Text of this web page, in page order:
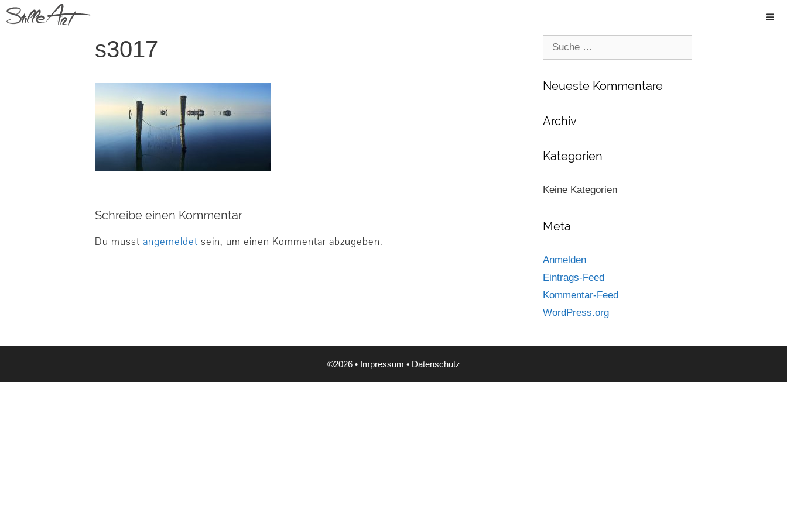
Springe
zum
s3017
Schreibe einen Kommentar
Du musst angemeldet sein, um einen Kommentar abzugeben.
Suche
nach:
Neueste Kommentare
Archiv
Kategorien
Keine Kategorien
Meta
Anmelden
Eintrags-Feed
Kommentar-Feed
WordPress.org
©2026 • Impressum • Datenschutz